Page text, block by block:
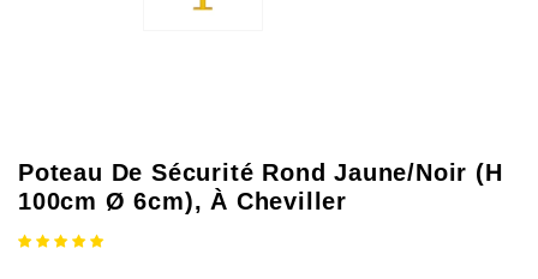
Poteau De Sécurité Rond Jaune/Noir (H
100cm Ø 6cm), À Cheviller